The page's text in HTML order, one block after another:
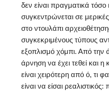
δεν είναι πραγματικά
συγκεντρώνεται σε
στο ντουλάπι
συγκεκριμένους τύπους
εξοπλισμό χόμπι. Από την
άρνηση να έχει τεθεί και
είναι χειρότερη από ό, τι
είναι να είσαι